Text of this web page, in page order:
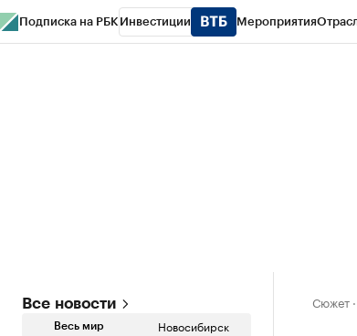
Подписка на РБК Инвестиции Мероприятия
Все новости
Весь мир Новосибирск
Сюжет ·